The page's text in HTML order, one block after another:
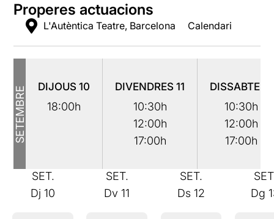
Properes actuacions
L'Autèntica Teatre, Barcelona Calendari
SETEMBRE DIJOUS10
18:00h
DIVENDRES11
10:30h
12:00h
17:00h
DISSABTE
10:30h
12:00h
17:00h
SET.
Dj10
SET.
Dv11
SET.
Ds 12
Dg